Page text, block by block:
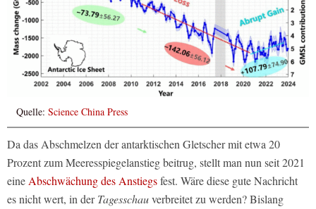
Quelle: Science China Press
Da das Abschmelzen der antarktischen Gletscher mit etwa 20
Prozent zum Meeresspiegelanstieg beitrug, stellt man nun seit 2021
eineAbschwächung des Anstiegsfest. Wäre diese gute Nachricht
es nicht wert, in derTagesschauverbreitet zu werden? Bislang